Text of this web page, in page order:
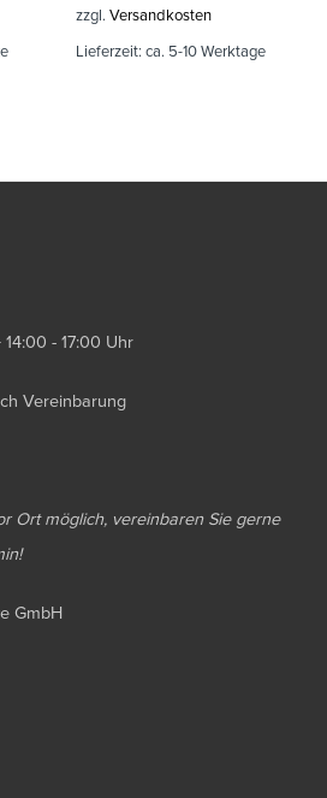
zzgl. Versandkosten
Lieferzeit: ca. 5-10 Werktage
- 17:00 Uhr
Vereinbarung
Ort möglich, vereinbaren Sie gerne
GmbH